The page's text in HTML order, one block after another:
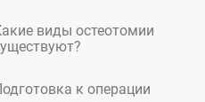
виды остеотомии
к операции